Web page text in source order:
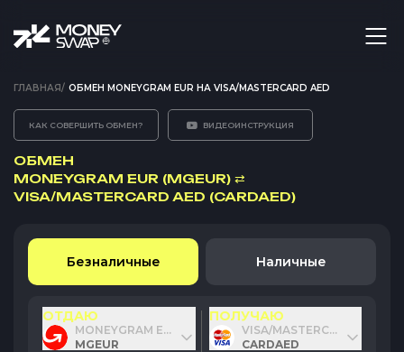
ГЛАВНАЯ/ ОБМЕН MONEYGRAM EUR НА VISA/MASTERCARD AED
КАК СОВЕРШИТЬ ОБМЕН? ВИДЕОИНСТРУКЦИЯ
ОБМЕН
MONEYGRAM EUR (MGEUR) ⇄
VISA/MASTERCARD AED (CARDAED)
Безналичные Наличные
ОТДАЮ
MONEYGRAM EUR
MGEUR
ПОЛУЧАЮ
VISA/MASTERCARD AED
CARDAED